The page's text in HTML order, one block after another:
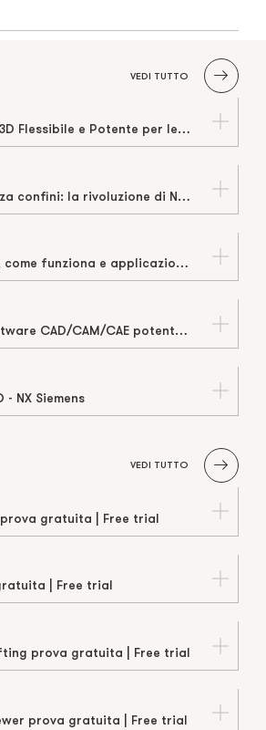
VEDI TUTTO
Solid Edge: Il CAD 3D Flessibile e Potente per le PMI
Progettazione senza confini: la rivoluzione di NX Cloud (NX X)
Digital Twin: cos’è, come funziona e applicazioni nell’Industria 4.0
Siemens NX: un software CAD/CAM/CAE potente e completo
NX Siemens
VEDI TUTTO
gratuita | Free trial
| Free trial
prova gratuita | Free trial
prova gratuita | Free trial